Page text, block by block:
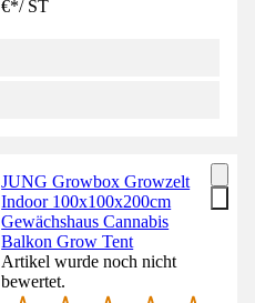
€*/ ST
JUNG Growbox Growzelt
Indoor 100x100x200cm
Gewächshaus Cannabis
Balkon Grow Tent
Artikel wurde noch nicht
bewertet.